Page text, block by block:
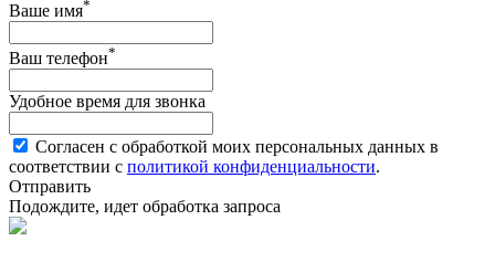
Ваше имя*
Ваш телефон*
Удобное время для звонка
Согласен с обработкой моих персональных данных в
соответствии с политикой конфиденциальности.
Отправить
Подождите, идет обработка запроса